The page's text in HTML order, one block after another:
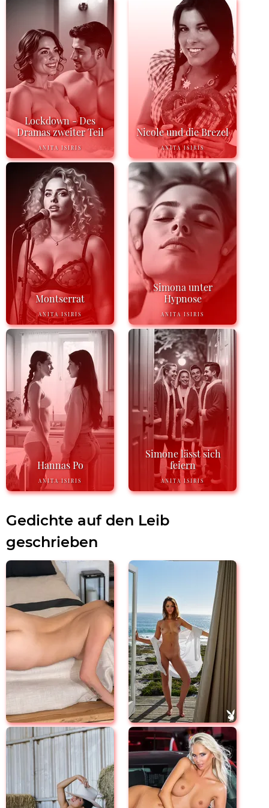
Lockdown - Des
Dramas zweiter Teil
ANITA ISIRIS
Nicole und die Brezel
ANITA ISIRIS
Montserrat
ANITA ISIRIS
Simona unter
Hypnose
ANITA ISIRIS
Hannas Po
ANITA ISIRIS
Simone lässt sich
feiern
ANITA ISIRIS
Gedichte auf den Leib
geschrieben